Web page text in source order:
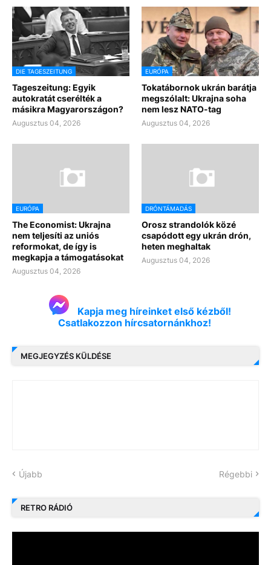
DIE TAGESZEITUNG
Tageszeitung: Egyik
autokratát cserélték a
másikra Magyarországon?
Augusztus 04, 2026
EURÓPA
Tokatábornok ukrán barátja
megszólalt: Ukrajna soha
nem lesz NATO-tag
Augusztus 04, 2026
EURÓPA
The Economist: Ukrajna
nem teljesíti az uniós
reformokat, de így is
megkapja a támogatásokat
Augusztus 04, 2026
DRÓNTÁMADÁS
Orosz strandolók közé
csapódott egy ukrán drón,
heten meghaltak
Augusztus 04, 2026
Kapja meg híreinket első kézből!
Csatlakozzon hírcsatornánkhoz!
MEGJEGYZÉS KÜLDÉSE
Újabb Régebbi
RETRO RÁDIÓ